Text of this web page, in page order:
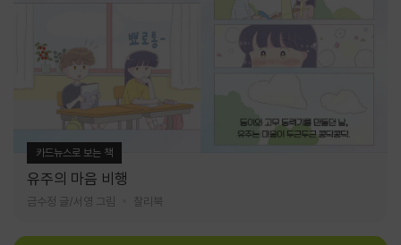
카드뉴스로 보는 책
유주의 마음 비행
금수정 글/서영 그림 찰리북